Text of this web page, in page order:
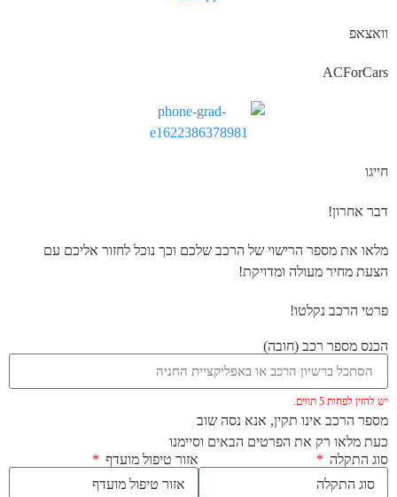
וואצאפ
ACForCars
חייגו
דבר אחרון!
מלאו את מספר הרישוי של הרכב שלכם וכך נוכל לחזור אליכם עם
הצעת מחיר מעולה ומדויקת!
פרטי הרכב נקלטו!
הכנס מספר רכב (חובה)
יש להזין לפחות 5 תווים.
מספר הרכב אינו תקין, אנא נסה שוב
כעת מלאו רק את הפרטים הבאים וסיימנו
סוג התקלה
אזור טיפול מועדף